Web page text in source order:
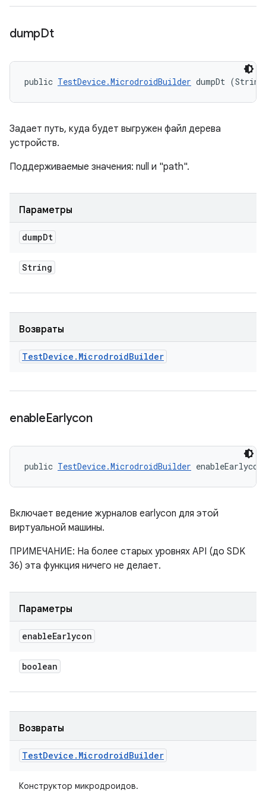
dumpDt
public TestDevice.MicrodroidBuilder dumpDt (String
Задает путь, куда будет выгружен файл дерева
устройств.
Поддерживаемые значения: null и "path".
Параметры
dumpDt
String
Возвраты
TestDevice . MicrodroidBuilder
enableEarlycon
public TestDevice.MicrodroidBuilder
Включает ведение журналов earlycon для этой
виртуальной машины.
ПРИМЕЧАНИЕ: На более старых уровнях API (до SDK
36) эта функция ничего не делает.
Параметры
enableEarlycon
boolean
Возвраты
TestDevice . MicrodroidBuilder
Конструктор микродроидов.